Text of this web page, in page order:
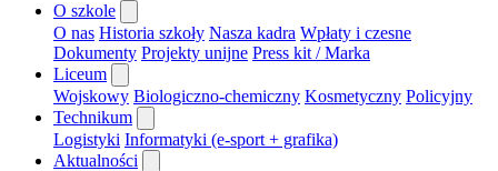
O szkole
O nas Historia szkoły Nasza kadra Wpłaty i czesne
Dokumenty Projekty unijne Press kit / Marka
Liceum
Wojskowy Biologiczno-chemiczny Kosmetyczny Policyjny
Technikum
Logistyki Informatyki (e-sport + grafika)
Aktualności